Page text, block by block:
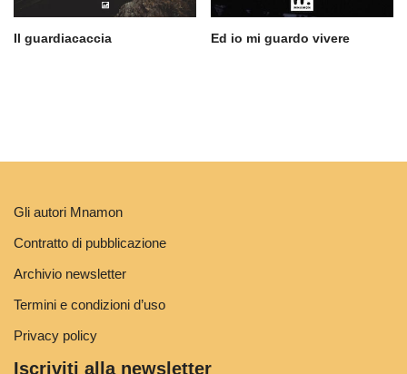
Il guardiacaccia Ed io mi guardo vivere
Gli autori Mnamon
Contratto di pubblicazione
Archivio newsletter
Termini e condizioni d’uso
Privacy policy
Iscriviti alla newsletter